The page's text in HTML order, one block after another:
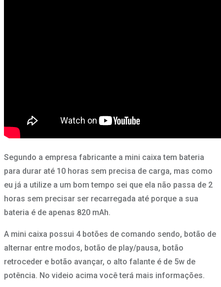
Segundo a empresa fabricante a mini caixa tem bateria
para durar até 10 horas sem precisa de carga, mas como
eu já a utilize a um bom tempo sei que ela não passa de 2
horas sem precisar ser recarregada até porque a sua
bateria é de apenas 820 mAh.
A mini caixa possui 4 botões de comando sendo, botão de
alternar entre modos, botão de play/pausa, botão
retroceder e botão avançar, o alto falante é de 5w de
potência. No videio acima você terá mais informações.